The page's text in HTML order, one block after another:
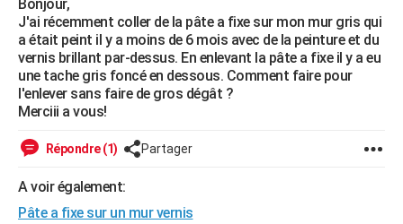
Essais
Réserver un essai
Citadines
Berlines
SUV
Forum auto
+HIGH-TECH
Mobiles
Meilleur smartphone
Internet
Ordinateurs
Jeux vidéo
Guide high-tech
+BRICOLAGE
Forum
Aménagement intérieur
Extérieur
Cuisine
Salle de bains
Jardinage
Rangement
WEEK-END
Art de vivre
Bien-être
Loisirs
Mode
Modes de vie
Alimentation
Guide de la santé
Maladies
Médicaments
Sommeil
Bonjour,
J'ai récemment coller de la pâte a fixe sur mon mur gris qui
a était peint il y a moins de 6 mois avec de la peinture et du
vernis brillant par-dessus. En enlevant la pâte a fixe il y a eu
une tache gris foncé en dessous. Comment faire pour
l'enlever sans faire de gros dégât ?
Merciii a vous!
Répondre (1) Partager
A voir également:
Pâte a fixe sur un mur vernis